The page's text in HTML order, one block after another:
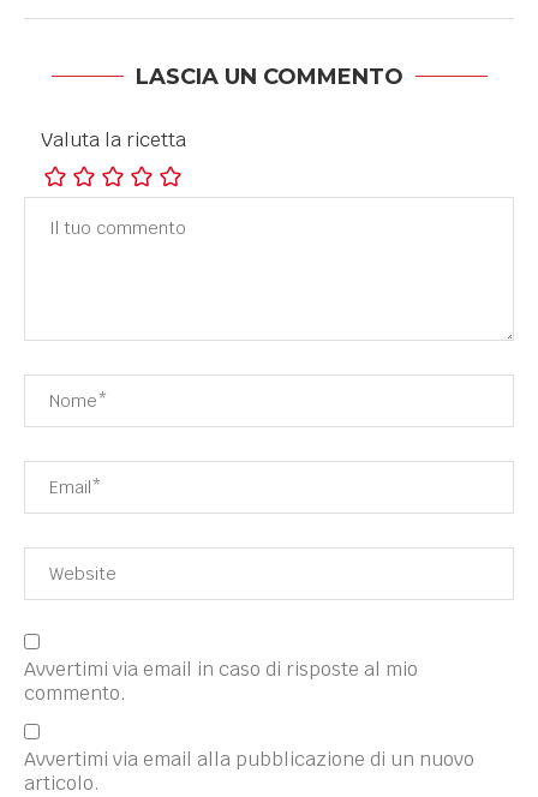
LASCIA UN COMMENTO
Valuta la ricetta
Avvertimi via email in caso di risposte al mio
commento.
Avvertimi via email alla pubblicazione di un nuovo
articolo.